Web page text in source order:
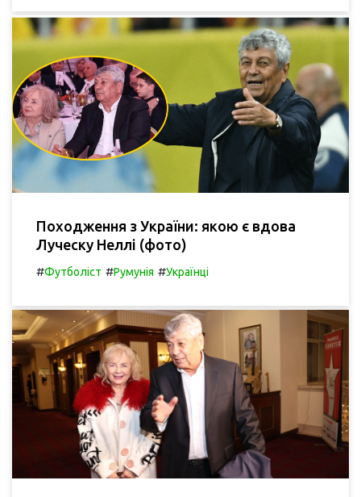
Походження з України: якою є вдова
Луческу Неллі (фото)
#Футболіст #Румунія #Українці